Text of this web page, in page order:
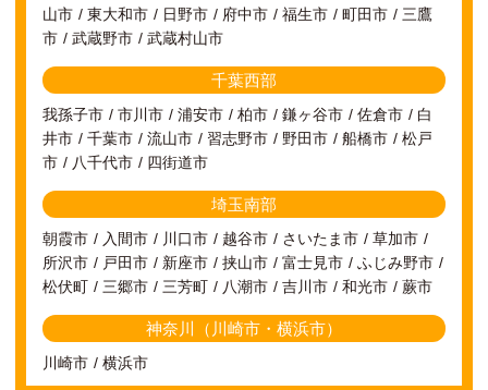
山市
東大和市 日野市 府中市 福生市 町田市
三鷹
市
武蔵野市 武蔵村山市
千葉西部
我孫子市 市川市 浦安市 柏市 鎌ヶ谷市 佐倉市
白
井市
千葉市 流山市 習志野市 野田市 船橋市
松戸
市
八千代市 四街道市
埼玉南部
朝霞市 入間市 川口市 越谷市 さいたま市
草加市
所沢市
戸田市 新座市 挟山市 富士見市
ふじみ野市
松伏町
三郷市 三芳町 八潮市 吉川市 和光市 蕨市
神奈川（川崎市・横浜市）
川崎市 横浜市